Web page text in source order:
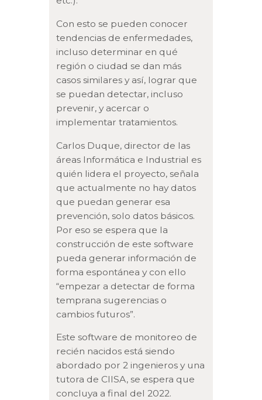
Con esto se pueden conocer
tendencias de enfermedades,
incluso determinar en qué
región o ciudad se dan más
casos similares y así, lograr que
se puedan detectar, incluso
prevenir, y acercar o
implementar tratamientos.
Carlos Duque, director de las
áreas Informática e Industrial es
quién lidera el proyecto, señala
que actualmente no hay datos
que puedan generar esa
prevención, solo datos básicos.
Por eso se espera que la
construcción de este software
pueda generar información de
forma espontánea y con ello
“empezar a detectar de forma
temprana sugerencias o
cambios futuros”.
Este software de monitoreo de
recién nacidos está siendo
abordado por 2 ingenieros y una
tutora de CIISA, se espera que
concluya a final del 2022.